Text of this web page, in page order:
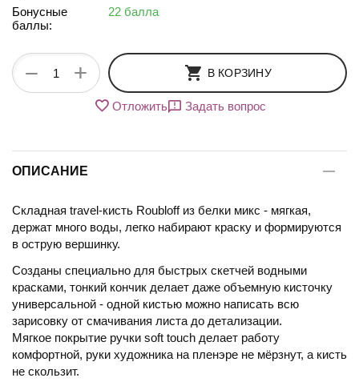
Бонусные
баллы:
22 балла
+
− В КОРЗИНУ
Отложить Задать вопрос
ОПИСАНИЕ
Складная travel-кисть Roubloff из белки микс - мягкая,
держат много воды, легко набирают краску и формируются
в острую вершинку.
Созданы специально для быстрых скетчей водными
красками, тонкий кончик делает даже объемную кисточку
универсальной - одной кистью можно написать всю
зарисовку от смачивания листа до детализации.
Мягкое покрытие ручки soft touch делает работу
комфортной, руки художника на пленэре не мёрзнут, а кисть
не скользит.